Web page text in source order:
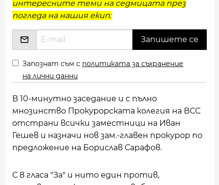
интересните теми на седмицата през
погледа на нашия екип:
Запознат съм с политиката за съхранение
на лични данни
В 10-минутно заседание и с пълно
мнозинство Прокурорската колегия на ВСС
отстрани всички заместници на Иван
Гешев и назначи нов зам.-главен прокурор по
предложение на Борислав Сарафов.
С 8 гласа "За" и нито един против,